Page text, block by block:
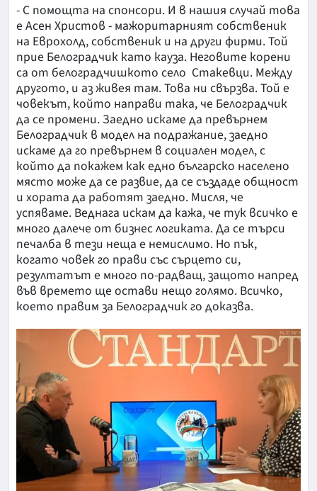
- С помощта на спонсори. И в нашия случай това
е Асен Христов - мажоритарният собственик
на Еврохолд, собственик и на други фирми. Той
прие Белоградчик като кауза. Неговите корени
са от белоградчишкото село Стакевци. Между
другото, и аз живея там. Това ни свързва. Той е
човекът, който направи така, че Белоградчик
да се промени. Заедно искаме да превърнем
Белоградчик в модел на подражание, заедно
искаме да го превърнем в социален модел, с
който да покажем как едно българско населено
място може да се развие, да се създаде общност
и хората да работят заедно. Мисля, че
успяваме. Веднага искам да кажа, че тук всичко е
много далече от бизнес логиката. Да се търси
печалба в тези неща е немислимо. Но пък,
когато човек го прави със сърцето си,
резултатът е много по-радващ, защото напред
във времето ще остави нещо голямо. Всичко,
което правим за Белоградчик го доказва.